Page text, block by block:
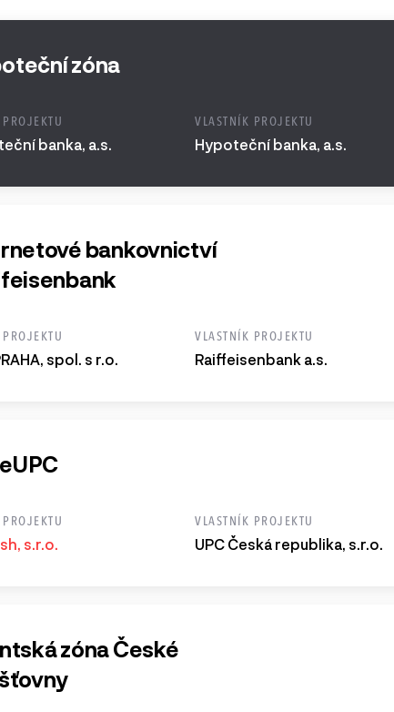
a starší
zóna
banka, a.s.
VLASTNÍK PROJEKTU
Hypoteční banka, a.s.
bankovnictví
spol. s r.o.
VLASTNÍK PROJEKTU
Raiffeisenbank a.s.
s.r.o.
VLASTNÍK PROJEKTU
UPC Česká republika, s.r.o.
zóna České